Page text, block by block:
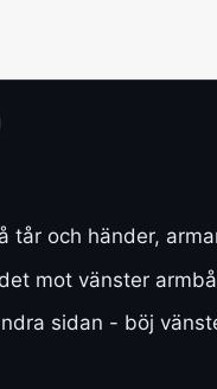
tår och händer,
mot vänster
sidan - böj